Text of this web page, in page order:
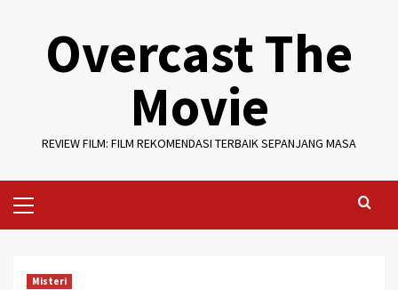
Overcast The
Movie
REVIEW FILM: FILM REKOMENDASI TERBAIK SEPANJANG MASA
Menu
Misteri